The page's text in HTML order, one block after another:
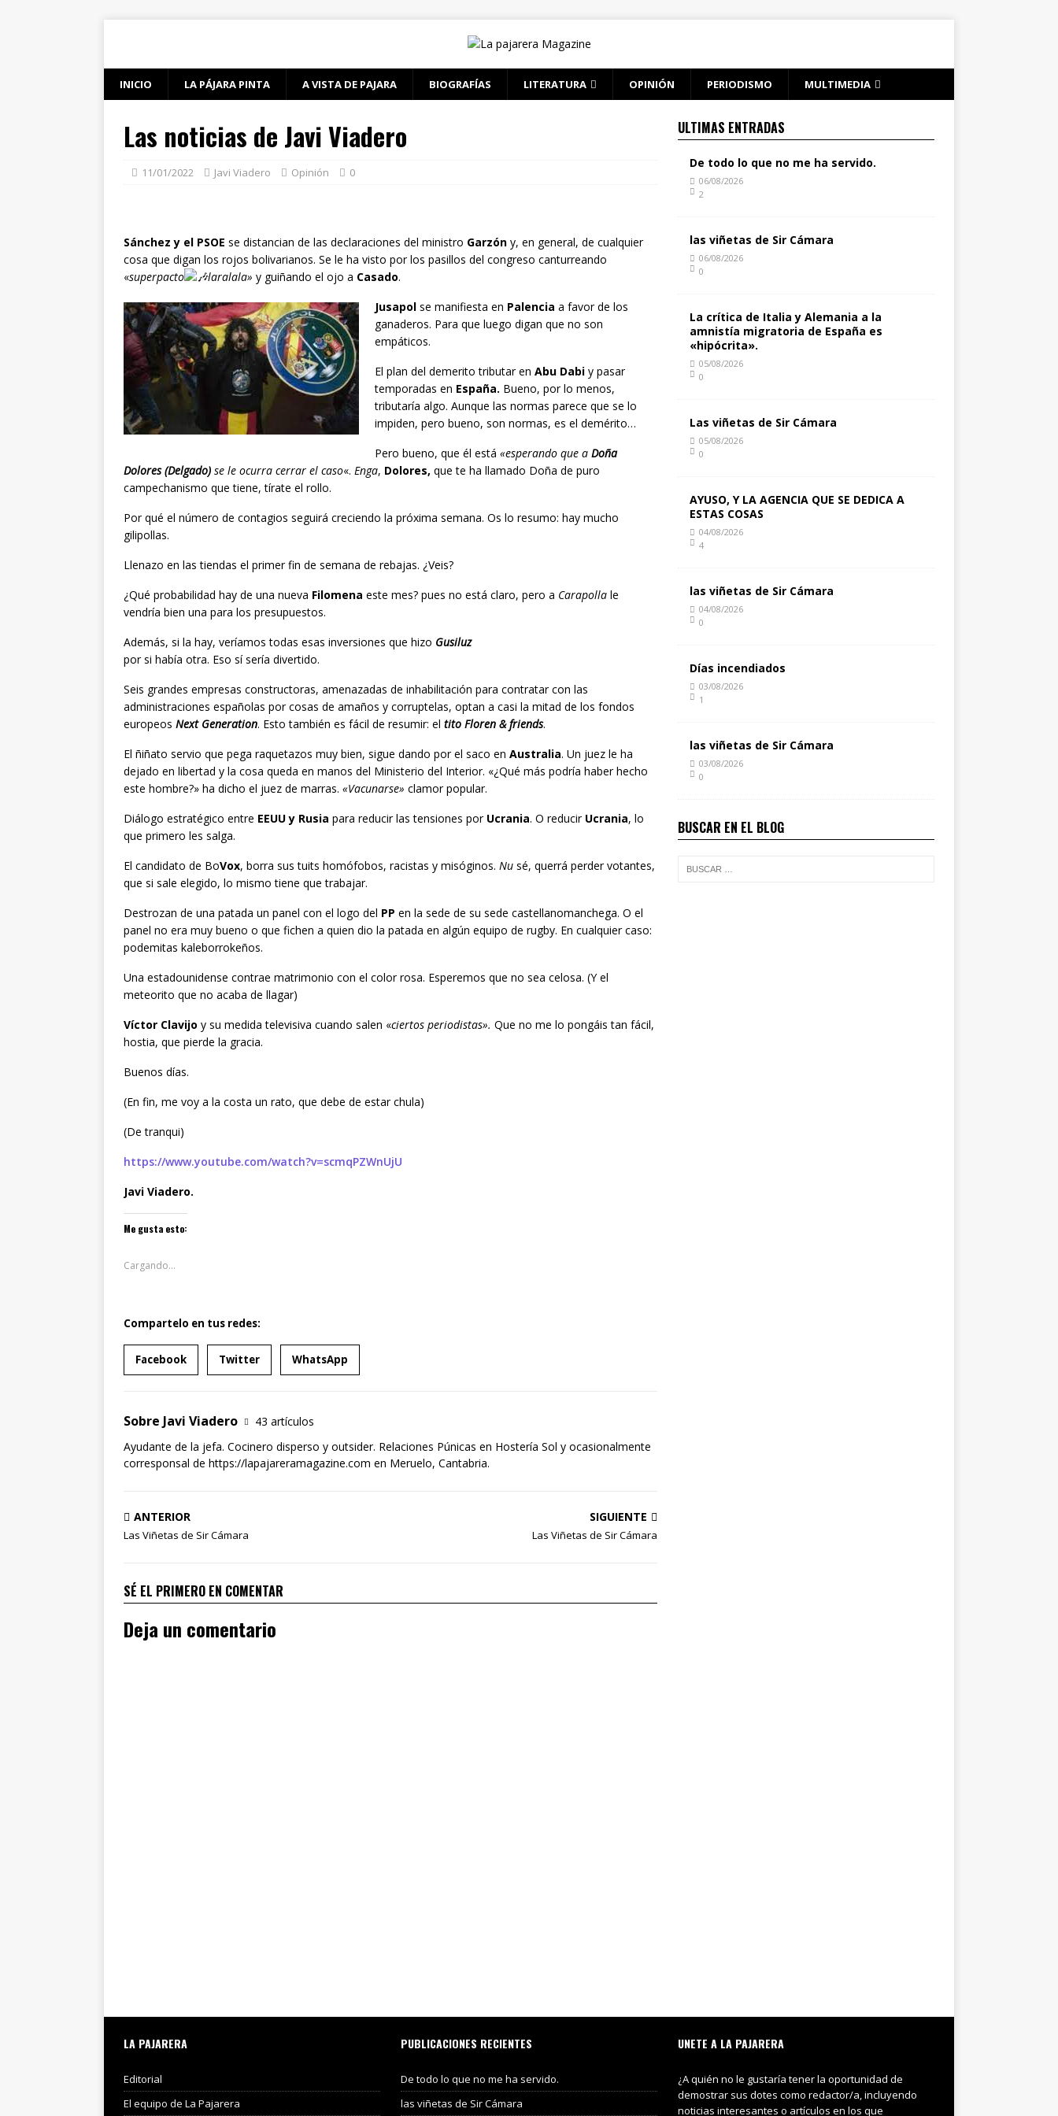
INICIO LA PÁJARA PINTA A VISTA DE PAJARA BIOGRAFÍAS LITERATURA OPINIÓN PERIODISMO MULTIMEDIA
Las noticias de Javi Viadero
11/01/2022 Javi Viadero Opinión 0
Sánchez y el PSOE se distancian de las declaraciones del ministro Garzón y, en general, de cualquier
cosa que digan los rojos bolivarianos. Se le ha visto por los pasillos del congreso canturreando
«superpacto laralala» y guiñando el ojo a Casado.
Jusapol se manifiesta en Palencia a favor de los
ganaderos. Para que luego digan que no son
empáticos.
El plan del demerito tributar en Abu Dabi y pasar
temporadas en España. Bueno, por lo menos,
tributaría algo. Aunque las normas parece que se lo
impiden, pero bueno, son normas, es el demérito…
Pero bueno, que él está «esperando que a Doña
Dolores (Delgado) se le ocurra cerrar el caso«. Enga, Dolores, que te ha llamado Doña de puro
campechanismo que tiene, tírate el rollo.
Por qué el número de contagios seguirá creciendo la próxima semana. Os lo resumo: hay mucho
gilipollas.
Llenazo en las tiendas el primer fin de semana de rebajas. ¿Veis?
¿Qué probabilidad hay de una nueva Filomena este mes? pues no está claro, pero a Carapolla le
vendría bien una para los presupuestos.
Además, si la hay, veríamos todas esas inversiones que hizo Gusiluz
por si había otra. Eso sí sería divertido.
Seis grandes empresas constructoras, amenazadas de inhabilitación para contratar con las
administraciones españolas por cosas de amaños y corruptelas, optan a casi la mitad de los fondos
europeos Next Generation. Esto también es fácil de resumir: el tito Floren & friends.
El ñiñato servio que pega raquetazos muy bien, sigue dando por el saco en Australia. Un juez le ha
dejado en libertad y la cosa queda en manos del Ministerio del Interior. «¿Qué más podría haber hecho
este hombre?» ha dicho el juez de marras. «Vacunarse» clamor popular.
Diálogo estratégico entre EEUU y Rusia para reducir las tensiones por Ucrania. O reducir Ucrania, lo
que primero les salga.
El candidato de BoVox, borra sus tuits homófobos, racistas y misóginos. Nu sé, querrá perder votantes,
que si sale elegido, lo mismo tiene que trabajar.
Destrozan de una patada un panel con el logo del PP en la sede de su sede castellanomanchega. O el
panel no era muy bueno o que fichen a quien dio la patada en algún equipo de rugby. En cualquier caso:
podemitas kaleborrokeños.
Una estadounidense contrae matrimonio con el color rosa. Esperemos que no sea celosa. (Y el
meteorito que no acaba de llagar)
Víctor Clavijo y su medida televisiva cuando salen «ciertos periodistas». Que no me lo pongáis tan fácil,
hostia, que pierde la gracia.
Buenos días.
(En fin, me voy a la costa un rato, que debe de estar chula)
(De tranqui)
https://www.youtube.com/watch?v=scmqPZWnUjU
Javi Viadero.
Me gusta esto:
Cargando...
Compartelo en tus redes:
Facebook Twitter WhatsApp
Sobre Javi Viadero
43 artículos
Ayudante de la jefa. Cocinero disperso y outsider. Relaciones Púnicas en Hostería Sol y ocasionalmente
corresponsal de https://lapajareramagazine.com en Meruelo, Cantabria.
ANTERIOR
Las Viñetas de Sir Cámara
SIGUIENTE
Las Viñetas de Sir Cámara
SÉ EL PRIMERO EN COMENTAR
Deja un comentario
ULTIMAS ENTRADAS
De todo lo que no me ha servido.
06/08/2026
2
las viñetas de Sir Cámara
06/08/2026
0
La crítica de Italia y Alemania a la
amnistía migratoria de España es
«hipócrita».
05/08/2026
0
Las viñetas de Sir Cámara
05/08/2026
0
AYUSO, Y LA AGENCIA QUE SE DEDICA A
ESTAS COSAS
04/08/2026
4
las viñetas de Sir Cámara
04/08/2026
0
Días incendiados
03/08/2026
1
las viñetas de Sir Cámara
03/08/2026
0
BUSCAR EN EL BLOG
LA PAJARERA
Editorial
El equipo de La Pajarera
PUBLICACIONES RECIENTES
De todo lo que no me ha servido.
las viñetas de Sir Cámara
UNETE A LA PAJARERA
¿A quién no le gustaría tener la oportunidad de
demostrar sus dotes como redactor/a, incluyendo
noticias interesantes o artículos en los que